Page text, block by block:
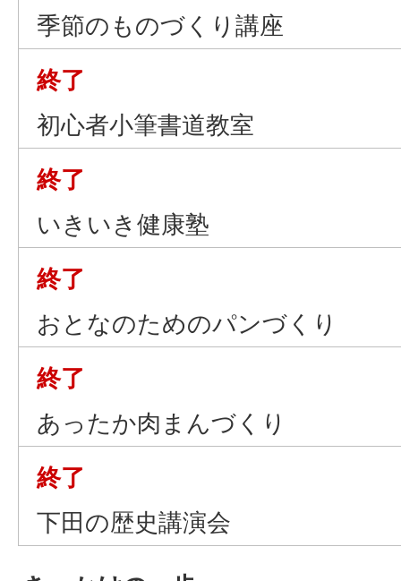
季節のものづくり講座
終了
初心者小筆書道教室
終了
いきいき健康塾
終了
おとなのためのパンづくり
終了
あったか肉まんづくり
終了
下田の歴史講演会